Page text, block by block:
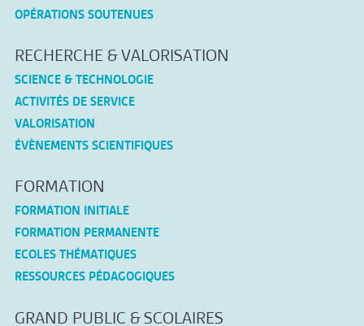
OPÉRATIONS SOUTENUES
RECHERCHE & VALORISATION
SCIENCE & TECHNOLOGIE
ACTIVITÉS DE SERVICE
VALORISATION
ÉVÈNEMENTS SCIENTIFIQUES
FORMATION
FORMATION INITIALE
FORMATION PERMANENTE
ECOLES THÉMATIQUES
RESSOURCES PÉDAGOGIQUES
GRAND PUBLIC & SCOLAIRES